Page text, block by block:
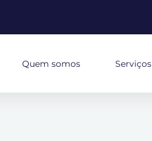
Quem somos Serviços